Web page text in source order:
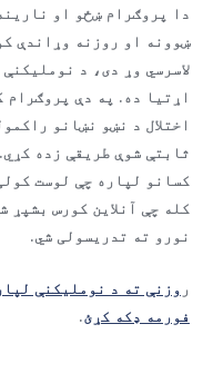
دا پروګرام ښځو او
ښوونه او روزنه وړاندې
لاسرسي وړ دی، د
اړتیا ده. په دې
اختلال د نښو نښانو
ثابتې شوې طریقې زده
کسانو لپاره چې لوست
کله چې آنلاین کورس
نورو ته تدریسولی شي.
ر وزنې ته د نوملیکنې
فورمه ډکه کړئ.